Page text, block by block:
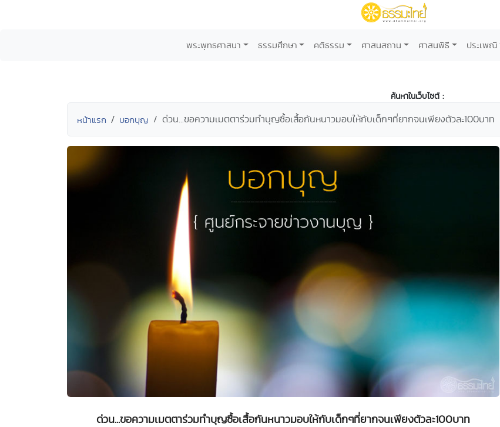
พระพุทธศาสนา ธรรมศึกษา คติธรรม ศาสนสถาน ศาสนพิธี ประเพณี
ค้นหาในเว็บไซต์ :
หน้าแรก บอกบุญ ด่วน...ขอความเมตตาร่วมทำบุญซื้อเสื้อกันหนาวมอบให้กับเด็กๆที่ยากจนเพียงตัวละ100บาท
ด่วน...ขอความเมตตาร่วมทำบุญซื้อเสื้อกันหนาวมอบให้กับเด็กๆที่ยากจนเพียงตัวละ100บาท